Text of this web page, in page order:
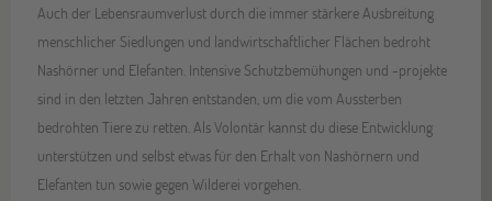
Auch der Lebensraumverlust durch die immer stärkere Ausbreitung
menschlicher Siedlungen und landwirtschaftlicher Flächen bedroht
Nashörner und Elefanten. Intensive Schutzbemühungen und -projekte
sind in den letzten Jahren entstanden, um die vom Aussterben
bedrohten Tiere zu retten. Als Volontär kannst du diese Entwicklung
unterstützen und selbst etwas für den Erhalt von Nashörnern und
Elefanten tun sowie gegen Wilderei vorgehen.